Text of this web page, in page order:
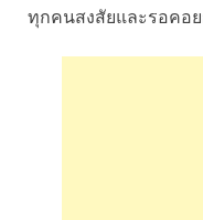
ทุกคนสงสัยและรอคอ